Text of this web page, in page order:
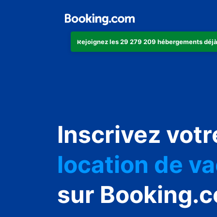
Rejoignez les 29 279 209 hébergements
Inscrivez
hôtel
location de
auberge de
sur